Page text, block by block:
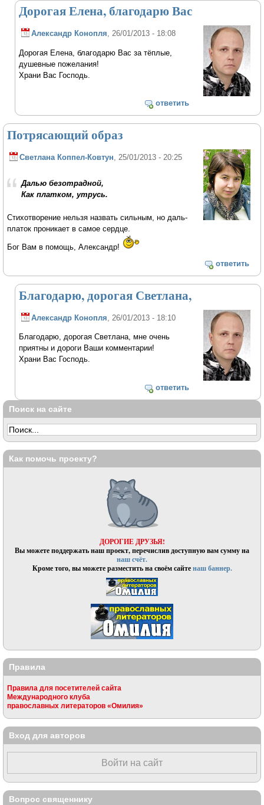
Дорогая Елена, благодарю Вас
Александр Конопля , 26/01/2013 - 18:08
Дорогая Елена, благодарю Вас за тёплые,
душевные пожелания!
Храни Вас Господь.
ответить
Потрясающий образ
Светлана Коппел-Ковтун , 25/01/2013 - 20:25
Далью безотрадной,
Как платком, утрусь.
Стихотворение нельзя назвать сильным, но даль-
платок проникает в самое сердце.
Бог Вам в помощь, Александр!
ответить
Благодарю, дорогая Светлана,
Александр Конопля , 26/01/2013 - 18:10
Благодарю, дорогая Светлана, мне очень
приятны и дороги Ваши комментарии!
Храни Вас Господь.
ответить
Поиск на сайте
Как помочь проекту?
ДОРОГИЕ ДРУЗЬЯ!
Вы можете поддержать наш проект, перечислив доступную вам сумму на
наш счёт.
Кроме того, вы можете разместить на своём сайтенаш баннер.
Правила
Правила для посетителей сайта
Международного клуба
православных литераторов «Омилия»
Вход для авторов
Войти на сайт
Вопрос священнику